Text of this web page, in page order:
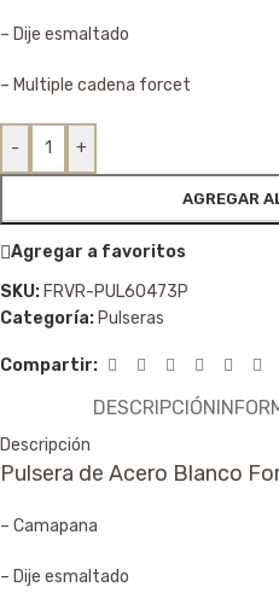
– Dije esmaltado
– Multiple cadena forcet
- +
AGREGAR
Agregar a favoritos
SKU: FRVR-PUL60473P
Categoría: Pulseras
Compartir:
DESCRIPCIÓN
Descripción
Pulsera de Acero Blanco
– Camapana
– Dije esmaltado